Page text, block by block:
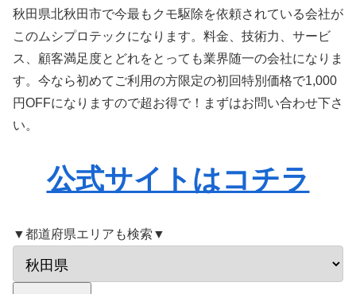
秋田県北秋田市で今最もクモ駆除を依頼されている会社が
このムシプロテックになります。料金、技術力、サービ
ス、顧客満足度とどれをとっても業界随一の会社になりま
す。今なら初めてご利用の方限定の初回特別価格で1,000
円OFFになりますので超お得で！まずはお問い合わせ下さ
い。
公式サイトはコチラ
▼都道府県エリアも検索▼